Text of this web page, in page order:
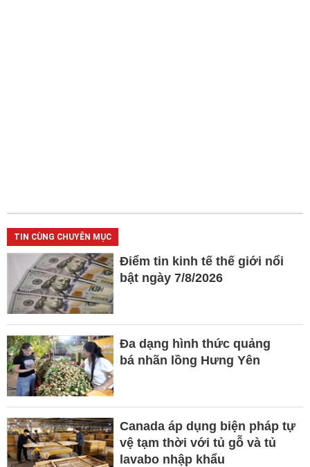
TIN CÙNG CHUYÊN MỤC
Điểm tin kinh tế thế giới nổi
bật ngày 7/8/2026
Đa dạng hình thức quảng
bá nhãn lồng Hưng Yên
Canada áp dụng biện pháp tự
vệ tạm thời với tủ gỗ và tủ
lavabo nhập khẩu